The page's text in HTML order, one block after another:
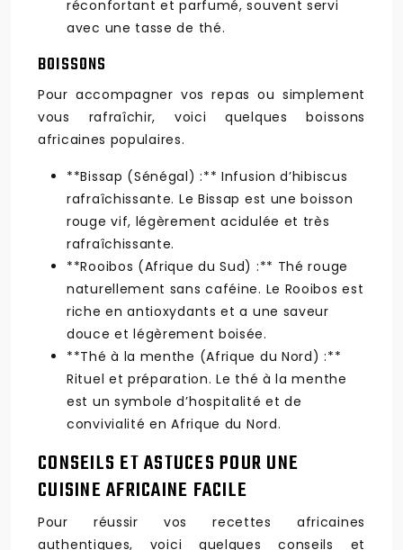
réconfortant et parfumé, souvent servi
avec une tasse de thé.
BOISSONS
Pour accompagner vos repas ou simplement
vous rafraîchir, voici quelques boissons
africaines populaires.
**Bissap (Sénégal) :** Infusion d’hibiscus
rafraîchissante. Le Bissap est une boisson
rouge vif, légèrement acidulée et très
rafraîchissante.
**Rooibos (Afrique du Sud) :** Thé rouge
naturellement sans caféine. Le Rooibos est
riche en antioxydants et a une saveur
douce et légèrement boisée.
**Thé à la menthe (Afrique du Nord) :**
Rituel et préparation. Le thé à la menthe
est un symbole d’hospitalité et de
convivialité en Afrique du Nord.
CONSEILS ET ASTUCES POUR UNE
CUISINE AFRICAINE FACILE
Pour réussir vos recettes africaines
authentiques, voici quelques conseils et